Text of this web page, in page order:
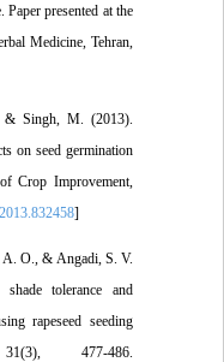
Paper presented at the
Medicine, Tehran,
& Singh, M. (2013).
on seed germination
of Crop Improvement,
A. O., & Angadi, S. V.
shade tolerance and
rapeseed seeding
477-486.